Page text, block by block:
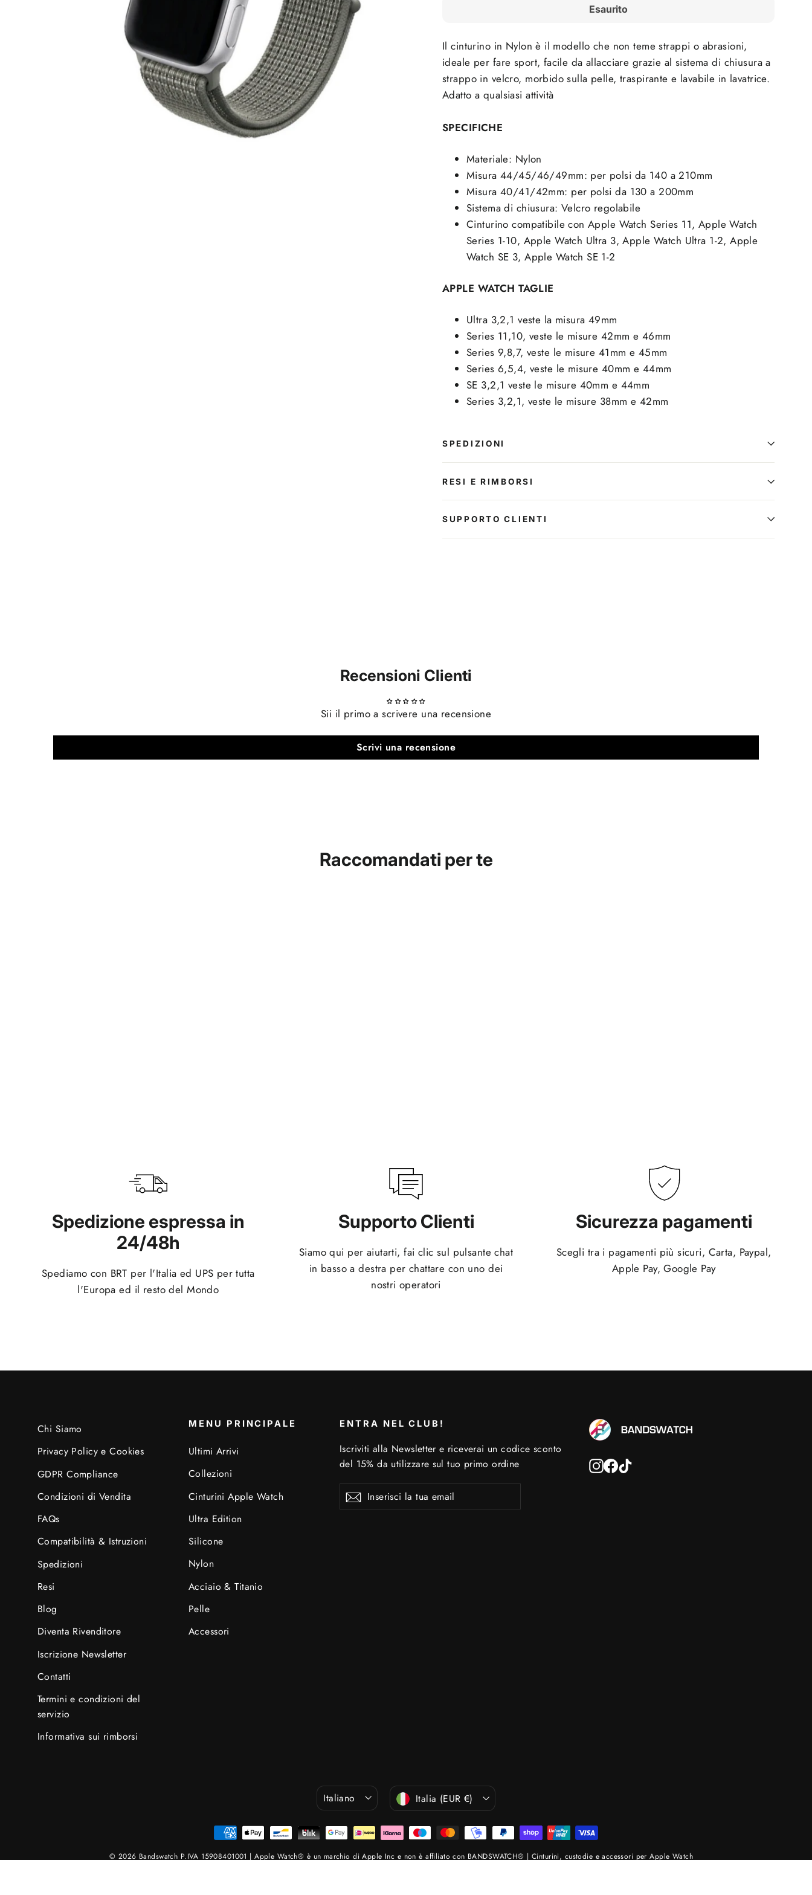
Esaurito
Il cinturino in Nylon è il modello che non teme strappi o abrasioni,
ideale per fare sport, facile da allacciare grazie al sistema di chiusura a
strappo in velcro, morbido sulla pelle, traspirante e lavabile in lavatrice.
Adatto a qualsiasi attività
SPECIFICHE
Materiale: Nylon
Misura 44/45/46/49mm: per polsi da 140 a 210mm
Misura 40/41/42mm: per polsi da 130 a 200mm
Sistema di chiusura: Velcro regolabile
Cinturino compatibile con Apple Watch Series 11, Apple Watch
Series 1-10, Apple Watch Ultra 3, Apple Watch Ultra 1-2, Apple
Watch SE 3, Apple Watch SE 1-2
APPLE WATCH TAGLIE
Ultra 3,2,1 veste la misura 49mm
Series 11,10, veste le misure 42mm e 46mm
Series 9,8,7, veste le misure 41mm e 45mm
Series 6,5,4, veste le misure 40mm e 44mm
SE 3,2,1 veste le misure 40mm e 44mm
Series 3,2,1, veste le misure 38mm e 42mm
SPEDIZIONI
RESI E RIMBORSI
SUPPORTO CLIENTI
Recensioni Clienti
Sii il primo a scrivere una recensione
Scrivi una recensione
Raccomandati per te
Spedizione espressa in
24/48h
Spediamo con BRT per l'Italia ed UPS per tutta
l'Europa ed il resto del Mondo
Supporto Clienti
Siamo qui per aiutarti, fai clic sul pulsante chat
in basso a destra per chattare con uno dei
nostri operatori
Sicurezza pagamenti
Scegli tra i pagamenti più sicuri, Carta, Paypal,
Apple Pay, Google Pay
Chi Siamo
Privacy Policy e Cookies
GDPR Compliance
Condizioni di Vendita
FAQs
Compatibilità & Istruzioni
Spedizioni
Resi
Blog
Diventa Rivenditore
Iscrizione Newsletter
Contatti
Termini e condizioni del
servizio
Informativa sui rimborsi
MENU PRINCIPALE
Ultimi Arrivi
Collezioni
Cinturini Apple Watch
Ultra Edition
Silicone
Nylon
Acciaio & Titanio
Pelle
Accessori
ENTRA NEL CLUB!
Iscriviti alla Newsletter e riceverai un codice sconto
del 15% da utilizzare sul tuo primo ordine
Inserisci
IscrivitiIscriviti
Instagram
Facebook
TikTok
Lingua
Italiano ValutaItalia (EUR €)
© 2026 Bandswatch P.IVA 15908401001 | Apple Watch® è un marchio di Apple Inc e non è affiliato con BANDSWATCH® | Cinturini, custodie e accessori per Apple Watch